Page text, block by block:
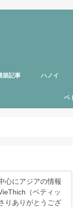
築記事 ハノイ
旅行者向け
マッサージ
ヘルスケア
ハノイ近郊
アンケート
ベ
心にアジアの情報
（ベティッ
りありがとうござ